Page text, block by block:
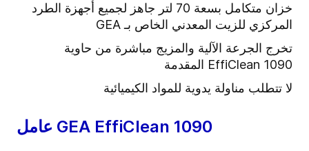
خزان متكامل بسعة 70 لتر جاهز لجميع أجهزة الطرد
المركزي للزيت المعدني الخاص بـ GEA
تخرج الجرعة الآلية والمزيج مباشرة من حاوية
EffiClean 1090 المقدمة
لا تتطلب مناولة يدوية للمواد الكيميائية
عامل GEA EffiClean 1090